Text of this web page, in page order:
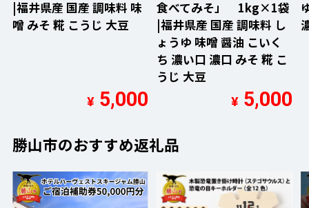
|福井県産 国産 調味料 味
噌 みそ 糀 こうじ 大豆
¥ 5,000
食べてみそ」 1kg×1袋
|福井県産 国産 調味料 し
ょうゆ 味噌 醤油 こいく
ち 濃い口 濃口 みそ 糀 こ
うじ 大豆
¥ 5,000
勝山市のおすすめ返礼品